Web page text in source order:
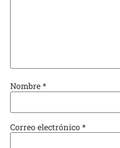
Nombre*
Correo electrónico*